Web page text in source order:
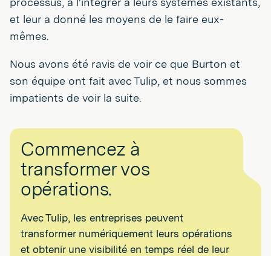
et leur a donné les moyens de le faire eux-
mêmes.
Nous avons été ravis de voir ce que Burton et
son équipe ont fait avec Tulip, et nous sommes
impatients de voir la suite.
Commencez à
transformer vos
opérations.
Avec Tulip, les entreprises peuvent
transformer numériquement leurs opérations
et obtenir une visibilité en temps réel de leur